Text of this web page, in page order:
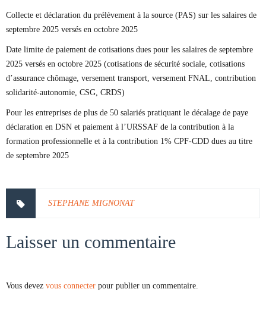
Collecte et déclaration du prélèvement à la source (PAS) sur les salaires de
septembre 2025 versés en octobre 2025
Date limite de paiement de cotisations dues pour les salaires de septembre
2025 versés en octobre 2025 (cotisations de sécurité sociale, cotisations
d’assurance chômage, versement transport, versement FNAL, contribution
solidarité-autonomie, CSG, CRDS)
Pour les entreprises de plus de 50 salariés pratiquant le décalage de paye
déclaration en DSN et paiement à l’URSSAF de la contribution à la
formation professionnelle et à la contribution 1% CPF-CDD dues au titre
de septembre 2025
STEPHANE MIGNONAT
Laisser un commentaire
Vous devez vous connecter pour publier un commentaire.